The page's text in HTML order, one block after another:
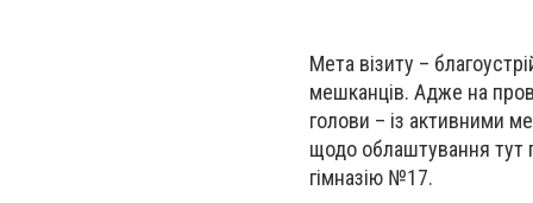
Мета візиту –
мешканців. Адже на
голови – із активними
щодо облаштування тут
гімназію №17.